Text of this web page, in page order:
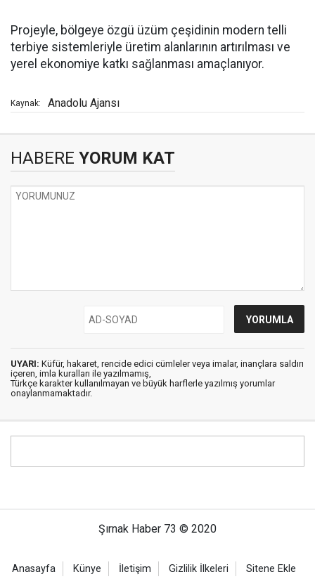
Projeyle, bölgeye özgü üzüm çeşidinin modern telli
terbiye sistemleriyle üretim alanlarının artırılması ve
yerel ekonomiye katkı sağlanması amaçlanıyor.
Kaynak: Anadolu Ajansı
HABERE YORUM KAT
UYARI: Küfür, hakaret, rencide edici cümleler veya imalar, inançlara saldırı
içeren, imla kuralları ile yazılmamış,
Türkçe karakter kullanılmayan ve büyük harflerle yazılmış yorumlar
onaylanmamaktadır.
Şırnak Haber 73 © 2020
Anasayfa Künye İletişim Gizlilik İlkeleri Sitene Ekle